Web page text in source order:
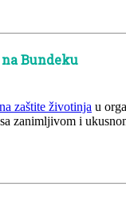
Bundeku
zaštite životinja u
zanimljivom i